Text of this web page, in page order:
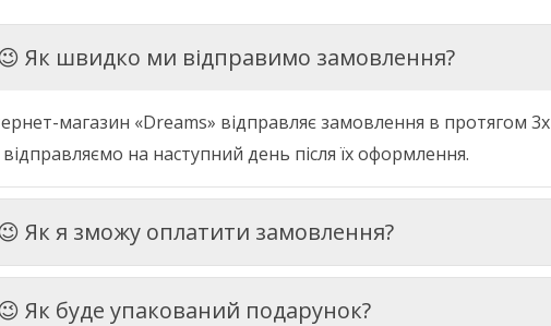
Як швидко ми відправимо замовлення?
-магазин «Dreams» відправляєзамовлення в протягом 3х
відправляємо на наступний день після їхоформлення.
Як я зможу оплатити замовлення?
Як буде упакований подарунок?